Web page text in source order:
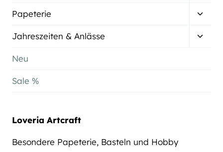
Papeterie
Jahreszeiten & Anlässe
Neu
Sale %
Loveria Artcraft
Besondere Papeterie, Basteln und Hobby